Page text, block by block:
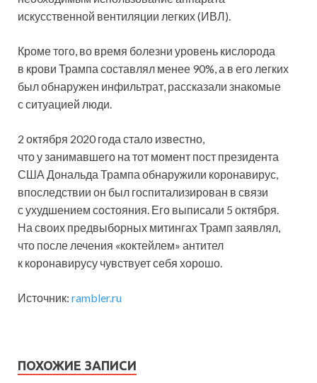
искусственной вентиляции легких (ИВЛ).
Кроме того, во время болезни уровень кислорода
в крови Трампа составлял менее 90%, а в его легких
был обнаружен инфильтрат, рассказали знакомые
с ситуацией люди.
2 октября 2020 года стало известно,
что у занимавшего на тот момент пост президента
США Дональда Трампа обнаружили коронавирус,
впоследствии он был госпитализирован в связи
с ухудшением состояния. Его выписали 5 октября.
На своих предвыборных митингах Трамп заявлял,
что после лечения «коктейлем» антител
к коронавирусу чувствует себя хорошо.
Источник: rambler.ru
ПОХОЖИЕ ЗАПИСИ